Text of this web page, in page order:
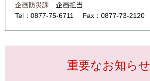
企画防災課
企画担当
Tel：0877-75-6711
Fax：0877-73-2120
重要なお知らせ